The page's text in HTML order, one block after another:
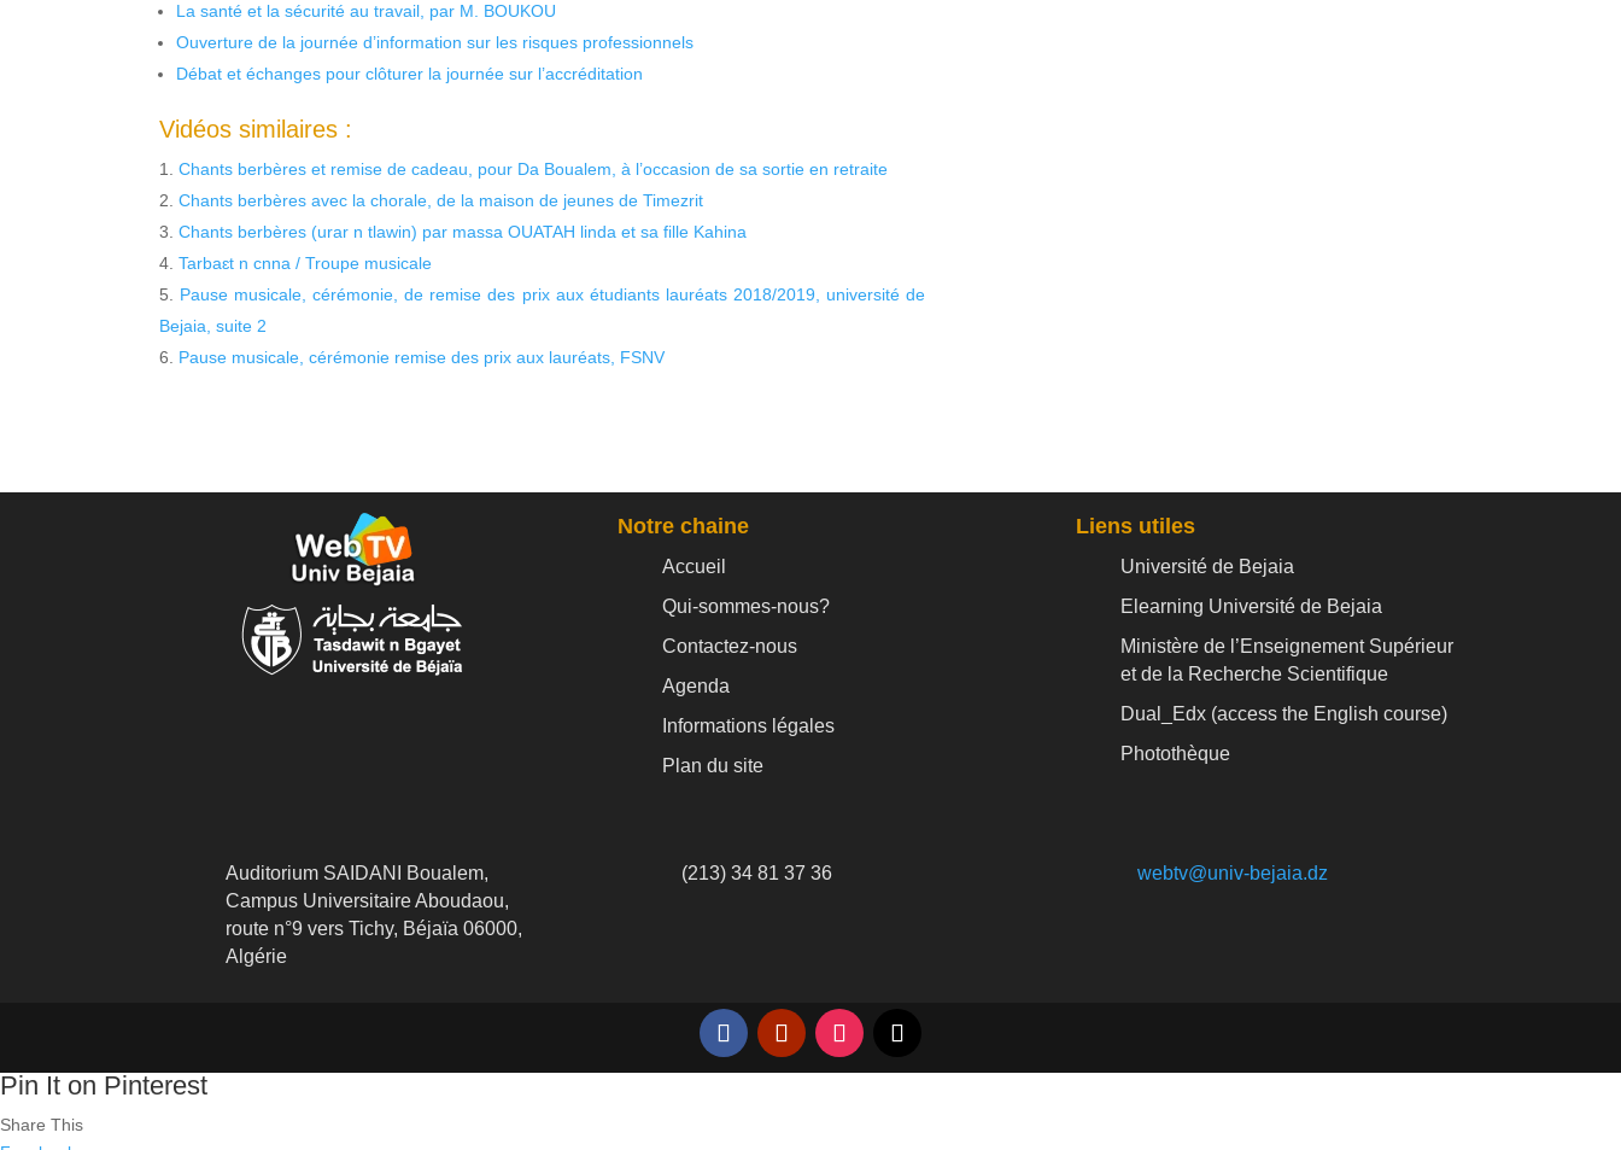
La santé et la sécurité au travail, par M. BOUKOU
Ouverture de la journée d’information sur les risques professionnels
Débat et échanges pour clôturer la journée sur l’accréditation
Vidéos similaires :
Chants berbères et remise de cadeau, pour Da Boualem, à l’occasion de sa sortie en retraite
Chants berbères avec la chorale, de la maison de jeunes de Timezrit
Chants berbères (urar n tlawin) par massa OUATAH linda et sa fille Kahina
Tarbaɛt n cnna / Troupe musicale
Pause musicale, cérémonie, de remise des prix aux étudiants lauréats 2018/2019, université de
Bejaia, suite 2
Pause musicale, cérémonie remise des prix aux lauréats, FSNV
Notre chaine
Accueil
Qui-sommes-nous?
Contactez-nous
Agenda
Informations légales
Plan du site
Liens utiles
Université de Bejaia
Elearning Université de Bejaia
Ministère de l’Enseignement Supérieur
et de la Recherche Scientifique
Dual_Edx (access the English course)
Photothèque
Auditorium SAIDANI Boualem,
Campus Universitaire Aboudaou,
route n°9 vers Tichy, Béjaïa 06000,
Algérie
(213) 34 81 37 36 webtv@univ-bejaia.dz
Pin It on Pinterest
Share This